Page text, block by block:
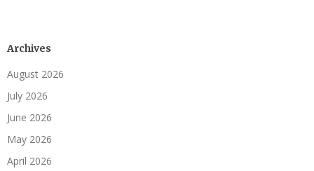
Archives
August 2026
July 2026
June 2026
May 2026
April 2026